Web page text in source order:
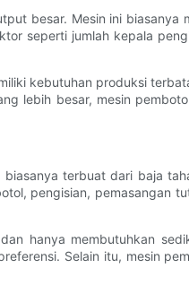
besar. Mesin ini
seperti jumlah kepala
kebutuhan produksi
lebih besar, mesin
terbuat dari baja
pengisian, pemasangan
hanya membutuhkan
Selain itu, mesin